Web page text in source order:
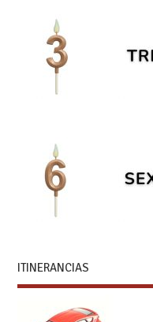
ITINERANCIAS